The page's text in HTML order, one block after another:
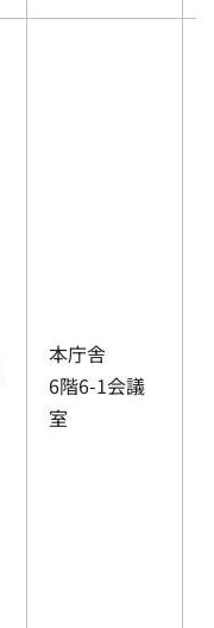
本庁舎
6階6-1会議
室